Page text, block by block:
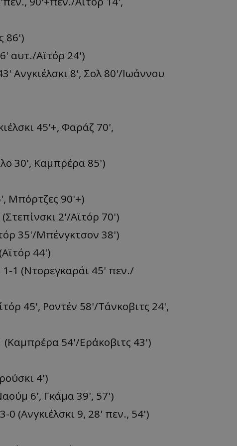
86')
αυτ./Αϊτόρ 24')
Ανγκιέλσκι 8', Σολ 80'/Ιωάννου
45'+, Φαράζ 70',
30', Καμπρέρα 85')
Μπόρτζες 90'+)
2'/Αϊτόρ 70')
35'/Μπένγκτσον 38')
44')
1 (Ντορεγκαράι 45' πεν./
45', Ροντέν 58'/Τάνκοβιτς 24',
(Καμπρέρα 54'/Εράκοβιτς 43')
4')
6', Γκάμα 39', 57')
(Ανγκιέλσκι 9, 28' πεν., 54')